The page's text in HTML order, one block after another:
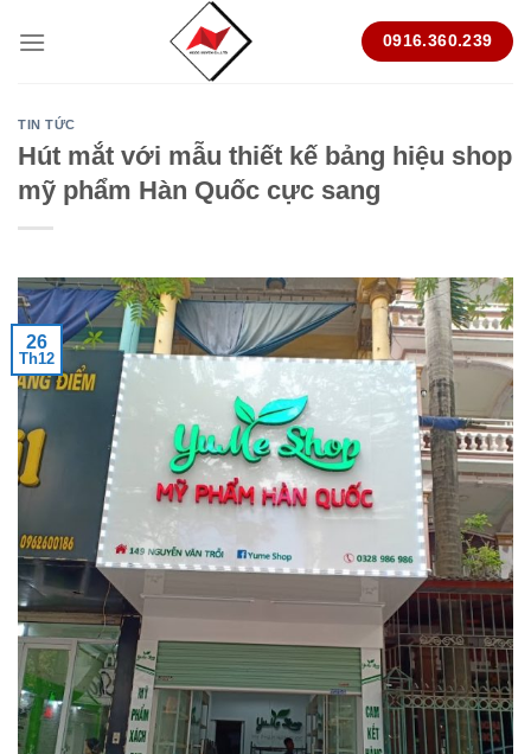
0916.360.239
TIN TỨC
Hút mắt với mẫu thiết kế bảng hiệu shop
mỹ phẩm Hàn Quốc cực sang
26
Th12